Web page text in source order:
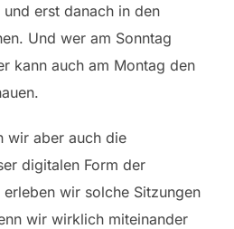
und erst danach in den
Und wer am Sonntag
kann auch am Montag den
wir aber auch die
digitalen Form der
erleben wir solche Sitzungen
wir wirklich miteinander